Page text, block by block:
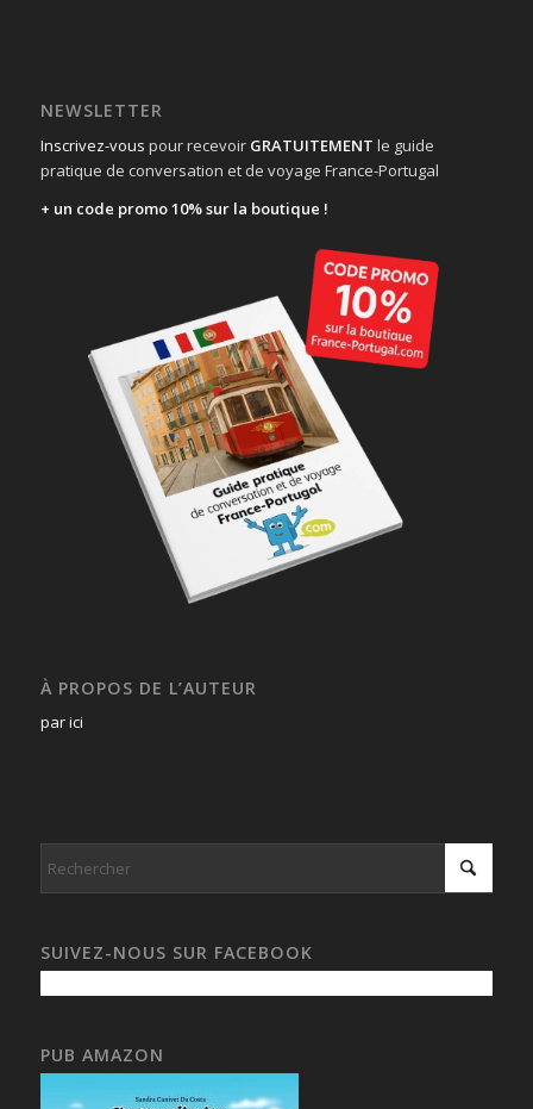
NEWSLETTER
Inscrivez-vous pour recevoir GRATUITEMENT le guide
pratique de conversation et de voyage France-Portugal
+ un code promo 10% sur la boutique !
À PROPOS DE L’AUTEUR
par ici
SUIVEZ-NOUS SUR FACEBOOK
PUB AMAZON